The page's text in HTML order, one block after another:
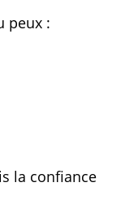
peux :
la confiance